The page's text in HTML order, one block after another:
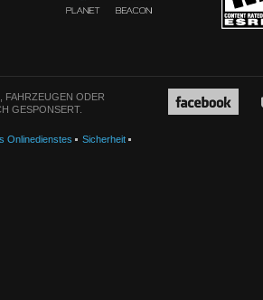
FAHRZEUGEN ODER
GESPONSERT.
Onlinedienstes
Sicherheit